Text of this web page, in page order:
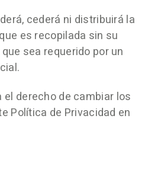
cederá ni distribuirá la
es recopilada sin su
sea requerido por un
el derecho de cambiar los
Política de Privacidad en